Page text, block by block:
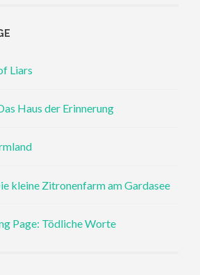
Liars
Haus der Erinnerung
kleine Zitronenfarm am Gardasee
Page: Tödliche Worte